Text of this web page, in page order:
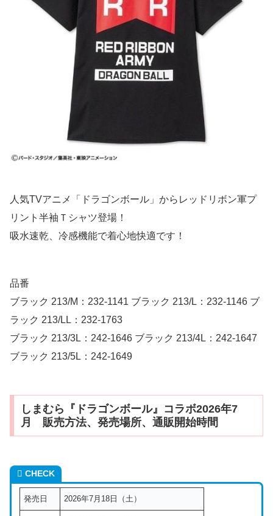
人気TVアニメ「ドラゴンボール」からレッドリボン軍プ
リント半袖Ｔシャツ登場！
吸水速乾、冷感機能で着心地快適です！
品番
ブラック 213/M：232-1141 ブラック 213/L：232-1146 ブ
ラック 213/LL：232-1763
ブラック 213/3L：242-1646 ブラック 213/4L：242-1647
ブラック 213/5L：242-1649
しまむら『ドラゴンボール』コラボ2026年7
月 販売方法、発売場所、通販開始時間
CHECK
発売日 2026年7月18日（土）